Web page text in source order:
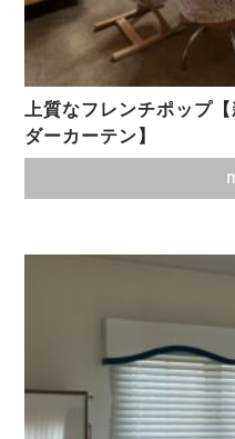
上質なフレンチポップ
ダーカーテン】